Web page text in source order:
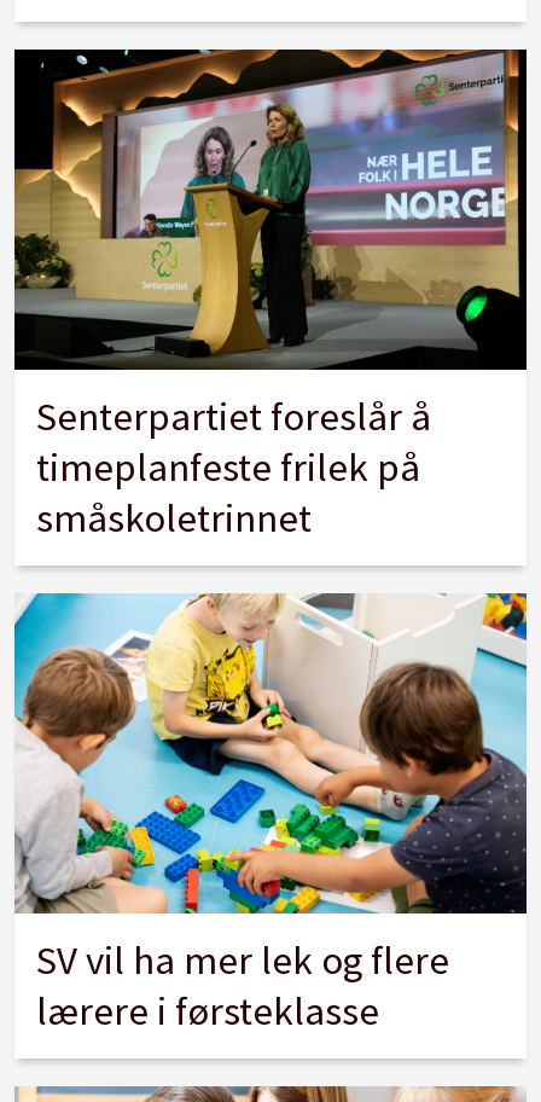
Senterpartiet foreslår å
timeplanfeste frilek på
småskoletrinnet
SV vil ha mer lek og flere
lærere i førsteklasse